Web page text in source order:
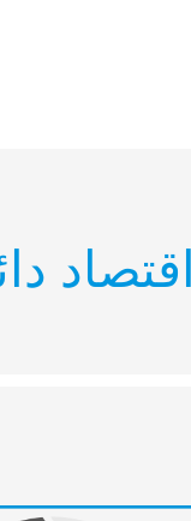
اقتصاد